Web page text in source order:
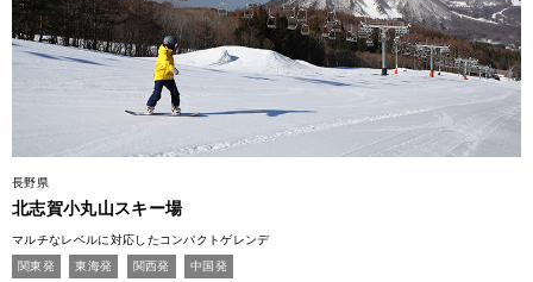
長野県
北志賀小丸山スキー場
マルチなレベルに対応したコンパクトゲレンデ
関東発
東海発 関西発 中国発